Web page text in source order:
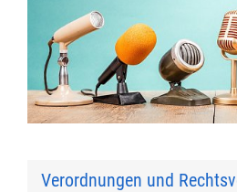
Verordnungen und